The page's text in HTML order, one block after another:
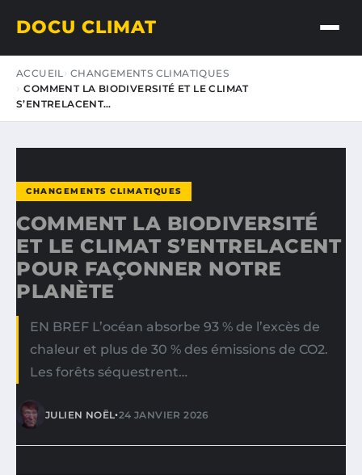
DOCU CLIMAT
ACCUEIL CHANGEMENTS CLIMATIQUES
COMMENT LA BIODIVERSITÉ ET LE CLIMAT
S’ENTRELACENT…
CHANGEMENTS CLIMATIQUES
COMMENT LA BIODIVERSITÉ
ET LE CLIMAT S’ENTRELACENT
POUR FAÇONNER NOTRE
PLANÈTE
EN BREF L’océan absorbe 93 % de l’excès de
chaleur et plus de 30 % des émissions de CO2.
Les forêts séquestrent…
JULIEN NOËL•24 JANVIER 2026